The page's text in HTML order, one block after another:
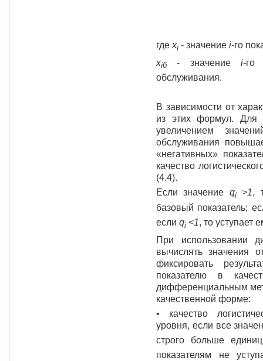
где xi - значение i-го
xiб- значение i-го
обслуживания.
В зависимости от
из этих формул. Для
увеличением
обслуживания
«негативных»
качество
(4.4).
Если значение qi>1,
базовый показатель;
если qi <1, то уступает
При использовании
вычислять значения
фиксировать
показателю в
дифференциальным
качественной форме:
• качество
уровня, если все
строго больше
показателям не